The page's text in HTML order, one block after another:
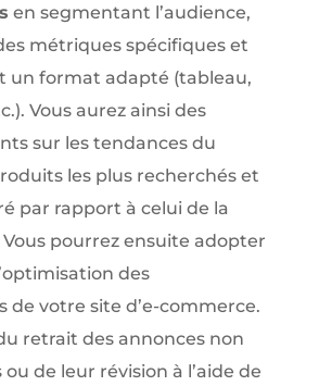
en segmentant l’audience,
métriques spécifiques et
un format adapté (tableau,
Vous aurez ainsi des
sur les tendances du
les plus recherchés et
par rapport à celui de la
pourrez ensuite adopter
des
de votre site d’e-commerce.
retrait des annonces non
de leur révision à l’aide de